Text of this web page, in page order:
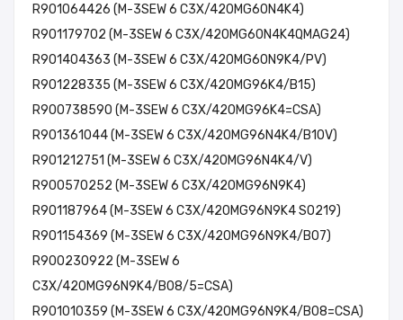
R901064426 (M-3SEW 6 C3X/420MG60N4K4)
R901179702 (M-3SEW 6 C3X/420MG60N4K4QMAG24)
R901404363 (M-3SEW 6 C3X/420MG60N9K4/PV)
R901228335 (M-3SEW 6 C3X/420MG96K4/B15)
R900738590 (M-3SEW 6 C3X/420MG96K4=CSA)
R901361044 (M-3SEW 6 C3X/420MG96N4K4/B10V)
R901212751 (M-3SEW 6 C3X/420MG96N4K4/V)
R900570252 (M-3SEW 6 C3X/420MG96N9K4)
R901187964 (M-3SEW 6 C3X/420MG96N9K4 SO219)
R901154369 (M-3SEW 6 C3X/420MG96N9K4/B07)
R900230922 (M-3SEW 6
C3X/420MG96N9K4/B08/5=CSA)
R901010359 (M-3SEW 6 C3X/420MG96N9K4/B08=CSA)